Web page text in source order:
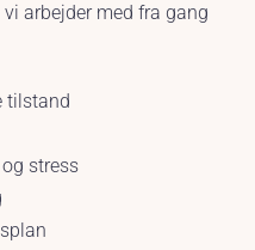
arbejder med fra gang
tilstand
stress